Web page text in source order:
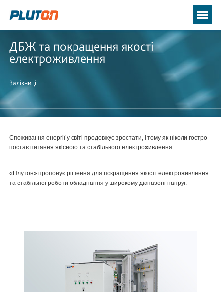
ДБЖ та покращення якості
електроживлення
Залізниці
Споживання енергії у світі продовжує зростати, і тому як ніколи гостро
постає питання якісного та стабільного електроживлення.
«Плутон» пропонує рішення для покращення якості електроживлення
та стабільної роботи обладнання у широкому діапазоні напруг.